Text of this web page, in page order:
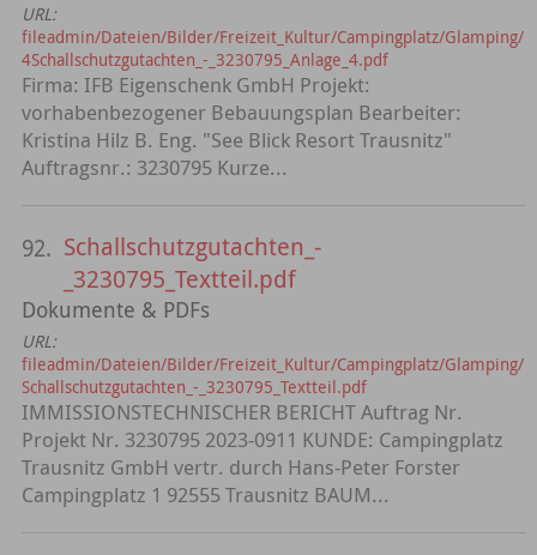
URL:
fileadmin/Dateien/Bilder/Freizeit_Kultur/Campingplatz/Glamping/
4Schallschutzgutachten_-_3230795_Anlage_4.pdf
Firma: IFB Eigenschenk GmbH Projekt:
vorhabenbezogener Bebauungsplan Bearbeiter:
Kristina Hilz B. Eng. "See Blick Resort Trausnitz"
Auftragsnr.: 3230795 Kurze...
92. Schallschutzgutachten_-
_3230795_Textteil.pdf
Dokumente & PDFs
URL:
fileadmin/Dateien/Bilder/Freizeit_Kultur/Campingplatz/Glamping/
Schallschutzgutachten_-_3230795_Textteil.pdf
IMMISSIONSTECHNISCHER BERICHT Auftrag Nr.
Projekt Nr. 3230795 2023-0911 KUNDE: Campingplatz
Trausnitz GmbH vertr. durch Hans-Peter Forster
Campingplatz 1 92555 Trausnitz BAUM...